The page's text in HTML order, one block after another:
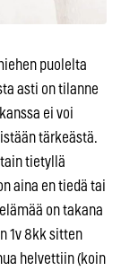
puolelta
asti on tilanne
ei voi
tärkeästä.
tietyllä
aina en tiedä tai
on takana
1v 8kk sitten
helvettiin (koin